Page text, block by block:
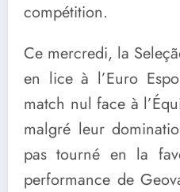
compétition.
Ce mercredi, la
en lice à l’Euro
match nul face à
malgré leur
pas tourné en la
performance de